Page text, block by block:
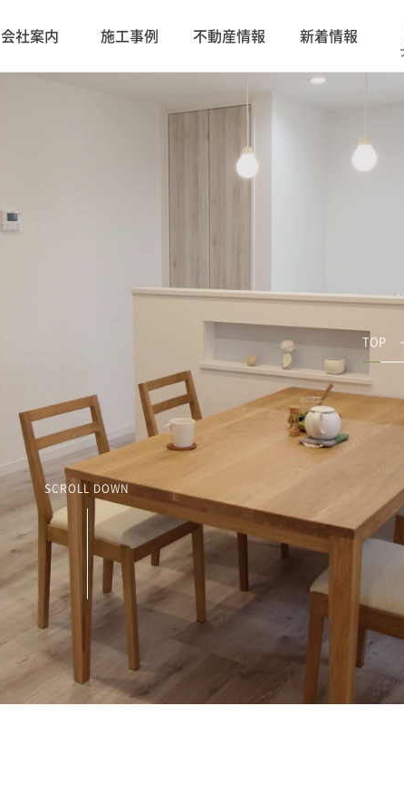
会社案内 施工事例 不動産情報 新着情報
TOP
SCROLL DOWN